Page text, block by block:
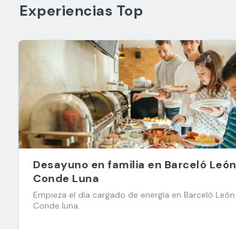
Experiencias Top
Desayuno en familia en Barceló León
Conde Luna
Empieza el día cargado de energía en Barceló León
Conde luna.